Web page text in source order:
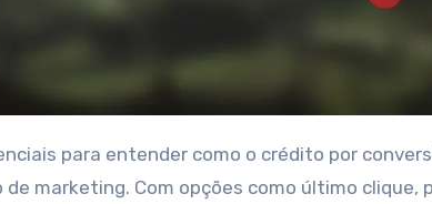
marketing. Com opções como último clique,